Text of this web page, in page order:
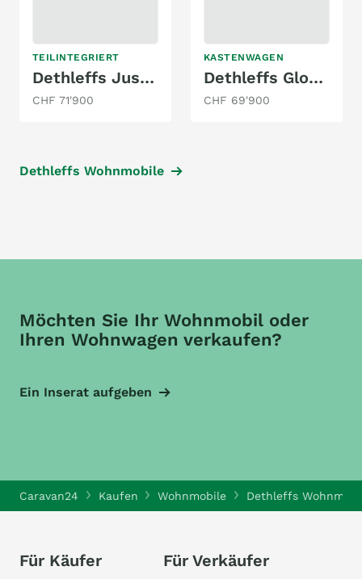
TEILINTEGRIERT
Dethleffs Just Camp T 7052 DBM
CHF 71'900
KASTENWAGEN
Dethleffs Globetrail 540 DR Fiat
CHF 69'900
Dethleffs Wohnmobile
Möchten Sie Ihr Wohnmobil oder
Ihren Wohnwagen verkaufen?
Ein Inserat aufgeben
Caravan24 Kaufen Wohnmobile Dethleffs
Für Käufer Für Verkäufer